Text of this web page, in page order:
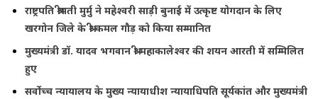
राष्ट्रपति श्रीमती मुर्मु ने महेश्वरी साड़ी बुनाई में उत्कृष्ट योगदान के लिए
खरगोन जिले के श्री कमल गौड़ को किया सम्मानित
मुख्यमंत्री डॉ. यादव भगवान श्री महाकालेश्‍वर की शयन आरती में सम्मिलित
हुए
सर्वोच्च न्यायालय के मुख्‍य न्‍यायाधीश न्यायाधिपति सूर्यकांत और मुख्यमंत्री